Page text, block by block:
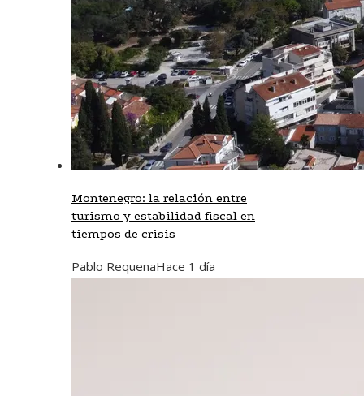
Montenegro: la relación entre
turismo y estabilidad fiscal en
tiempos de crisis
Pablo RequenaHace 1 día